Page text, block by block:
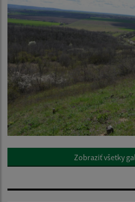
Zobraziť všetky